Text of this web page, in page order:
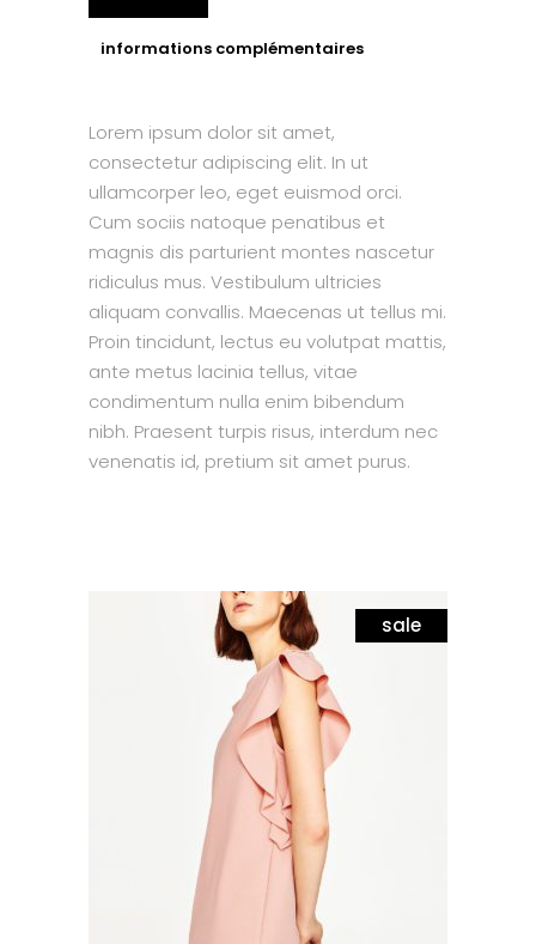
informations complémentaires
Lorem ipsum dolor sit amet,
consectetur adipiscing elit. In ut
ullamcorper leo, eget euismod orci.
Cum sociis natoque penatibus et
magnis dis parturient montes nascetur
ridiculus mus. Vestibulum ultricies
aliquam convallis. Maecenas ut tellus mi.
Proin tincidunt, lectus eu volutpat mattis,
ante metus lacinia tellus, vitae
condimentum nulla enim bibendum
nibh. Praesent turpis risus, interdum nec
venenatis id, pretium sit amet purus.
sale